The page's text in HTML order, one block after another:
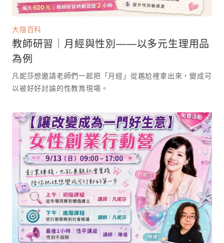
大陰百科
教師研習｜月經與性別——以多元生理用品
為例
凡妮莎想邀請老師們一起把「月經」從尷尬裡拿出來，變成可